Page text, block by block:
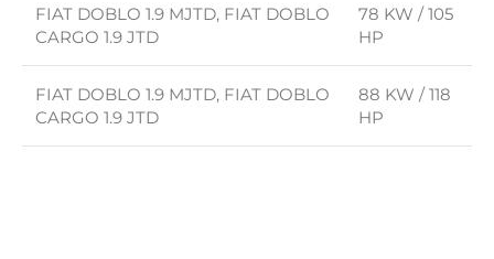
FIAT DOBLO 1.9 MJTD, FIAT DOBLO
CARGO 1.9 JTD
78 KW / 105
HP
FIAT DOBLO 1.9 MJTD, FIAT DOBLO
CARGO 1.9 JTD
88 KW / 118
HP